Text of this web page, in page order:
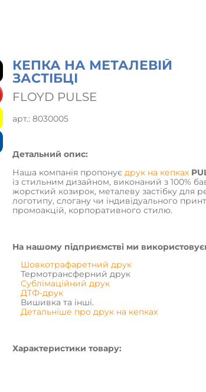
КЕПКА НА МЕТАЛЕВІЙ
ЗАСТІБЦІ
FLOYD PULSE
арт.: 8030005
Детальний опис:
Наша компанія пропонує друк на кепках
із стильним дизайном, виконаний з 100%
жорсткий козирок, металеву застібку для
логотипу, слогану чи індивідуального
промоакцій, корпоративного стилю.
На нашому підприємстві ми
Шовкотрафаретний друк
Термотрансферний друк
Сублімаційний друк
ДТФ-друк
Вишивка та інші.
Детальніше про друк на кепках
Характеристики товару: